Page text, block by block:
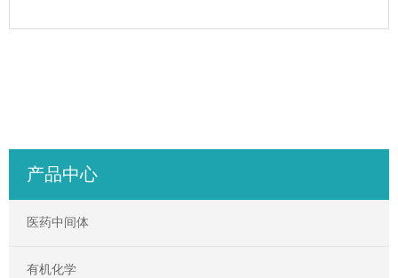
产品中心
医药中间体
有机化学